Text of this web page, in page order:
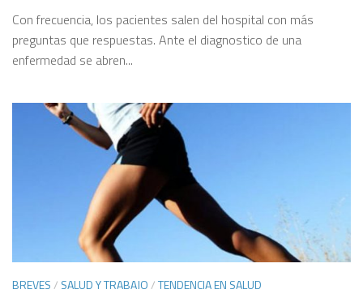
Con frecuencia, los pacientes salen del hospital con más
preguntas que respuestas. Ante el diagnostico de una
enfermedad se abren...
BREVES/ SALUD Y TRABAJO/TENDENCIA EN SALUD